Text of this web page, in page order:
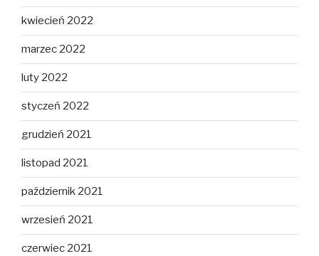
kwiecień 2022
marzec 2022
luty 2022
styczeń 2022
grudzień 2021
listopad 2021
październik 2021
wrzesień 2021
czerwiec 2021